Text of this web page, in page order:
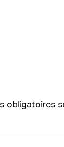
obligatoires